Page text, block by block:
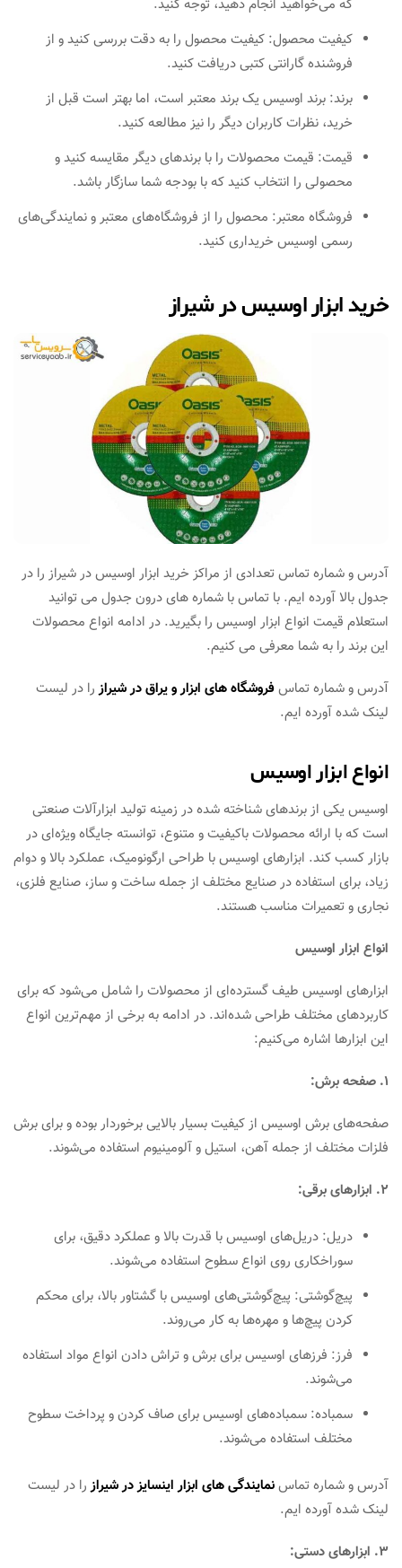
که می‌خواهید انجام دهید، توجه کنید.
کیفیت محصول: کیفیت محصول را به دقت بررسی کنید و از
فروشنده گارانتی کتبی دریافت کنید.
برند: برند اوسیس یک برند معتبر است، اما بهتر است قبل از
خرید، نظرات کاربران دیگر را نیز مطالعه کنید.
قیمت: قیمت محصولات را با برندهای دیگر مقایسه کنید و
محصولی را انتخاب کنید که با بودجه شما سازگار باشد.
فروشگاه معتبر: محصول را از فروشگاه‌های معتبر و نمایندگی‌های
رسمی اوسیس خریداری کنید.
خرید ابزار اوسیس در شیراز
آدرس و شماره تماس تعدادی از مراکز خرید ابزار اوسیس در شیراز را در
جدول بالا آورده ایم. با تماس با شماره های درون جدول می توانید
استعلام قیمت انواع ابزار اوسیس را بگیرید. در ادامه انواع محصولات
این برند را به شما معرفی می کنیم.
آدرس و شماره تماسفروشگاه های ابزار و یراق در شیرازرا در لیست
لینک شده آورده ایم.
انواع ابزار اوسیس
اوسیس یکی از برندهای شناخته شده در زمینه تولید ابزارآلات صنعتی
است که با ارائه محصولات باکیفیت و متنوع، توانسته جایگاه ویژه‌ای در
بازار کسب کند. ابزارهای اوسیس با طراحی ارگونومیک، عملکرد بالا و دوام
زیاد، برای استفاده در صنایع مختلف از جمله ساخت و ساز، صنایع فلزی،
نجاری و تعمیرات مناسب هستند.
انواع ابزار اوسیس
ابزارهای اوسیس طیف گسترده‌ای از محصولات را شامل می‌شود که برای
کاربردهای مختلف طراحی شده‌اند. در ادامه به برخی از مهم‌ترین انواع
این ابزارها اشاره می‌کنیم:
1. صفحه برش:
صفحه‌های برش اوسیس از کیفیت بسیار بالایی برخوردار بوده و برای برش
فلزات مختلف از جمله آهن، استیل و آلومینیوم استفاده می‌شوند.
2. ابزارهای برقی:
دریل: دریل‌های اوسیس با قدرت بالا و عملکرد دقیق، برای
سوراخکاری روی انواع سطوح استفاده می‌شوند.
پیچ‌گوشتی: پیچ‌گوشتی‌های اوسیس با گشتاور بالا، برای محکم
کردن پیچ‌ها و مهره‌ها به کار می‌روند.
فرز: فرزهای اوسیس برای برش و تراش دادن انواع مواد استفاده
می‌شوند.
سمباده: سمباده‌های اوسیس برای صاف کردن و پرداخت سطوح
مختلف استفاده می‌شوند.
آدرس و شماره تماسنمایندگی های ابزار اینسایز در شیرازرا در لیست
لینک شده آورده ایم.
3. ابزارهای دستی: